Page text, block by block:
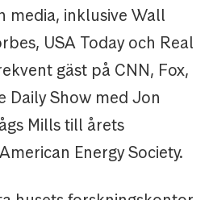
media, inklusive Wall
USA Today och Real
gäst på CNN, Fox,
Daily Show med Jon
Mills till årets
Energy Society.